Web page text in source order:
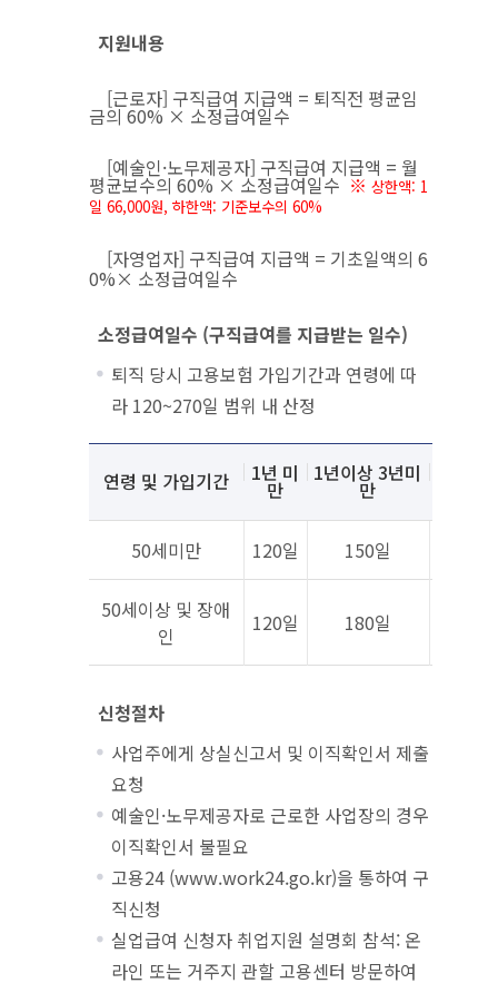
지원내용
[근로자] 구직급여 지급액 = 퇴직전 평균임
금의 60% × 소정급여일수
[예술인·노무제공자] 구직급여 지급액 = 월
평균보수의 60% × 소정급여일수※ 상한액: 1
일 66,000원, 하한액: 기준보수의 60%
[자영업자] 구직급여 지급액 = 기초일액의 6
0%× 소정급여일수
소정급여일수 (구직급여를 지급받는 일수)
퇴직 당시 고용보험 가입기간과 연령에 따
라 120~270일 범위 내 산정
설명
연령 및 가입기간 1년 미
만
1년이상 3년미
만
50세미만 120일 150일
50세이상 및 장애
인
120일 180일
신청절차
사업주에게 상실신고서 및 이직확인서 제출
요청
예술인·노무제공자로 근로한 사업장의 경우
이직확인서 불필요
고용24 (www.work24.go.kr)을 통하여 구
직신청
실업급여 신청자 취업지원 설명회 참석: 온
라인 또는 거주지 관할 고용센터 방문하여